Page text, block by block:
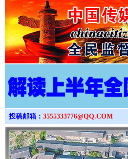
投稿邮箱： 3555333776@QQ.COM